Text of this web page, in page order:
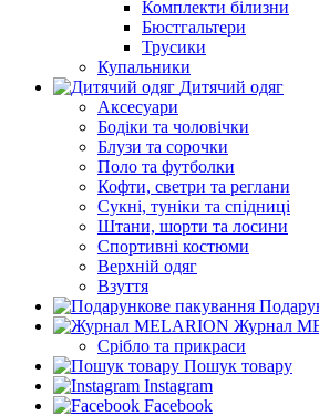
Комплекти білизни
Бюстгальтери
Трусики
Купальники
Дитячий одяг
Аксесуари
Бодіки та чоловічки
Блузи та сорочки
Поло та футболки
Кофти, светри та реглани
Сукні, туніки та спідниці
Штани, шорти та лосини
Спортивні костюми
Верхній одяг
Взуття
Журнал
Срібло та прикраси
Пошук товару
Instagram
Facebook